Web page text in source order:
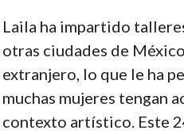
Laila ha impartido
otras ciudades de
extranjero, lo que le ha
muchas mujeres tengan
contexto artístico. Este